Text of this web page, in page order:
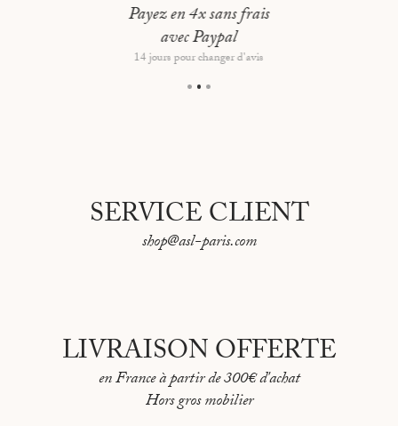
Dimensions hors tout : 37x47cm
Payez en 4x sans frais
avec Paypal
14 jours pour changer d'avis
SERVICE CLIENT
shop@asl-paris.com
LIVRAISON OFFERTE
en France à partir de 300€ d'achat
Hors gros mobilier